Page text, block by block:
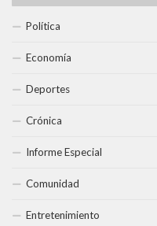
Política
Economía
Deportes
Crónica
Informe Especial
Comunidad
Entretenimiento